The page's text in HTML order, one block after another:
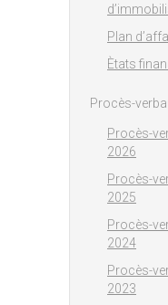
Plan
Ètats
Procès-
Procès-
2026
Procès-
2025
Procès-
2024
Procès-
2023